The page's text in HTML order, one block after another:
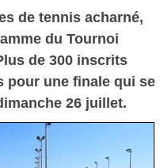
de tennis acharné,
du Tournoi
de 300 inscrits
pour une finale qui se
26 juillet.